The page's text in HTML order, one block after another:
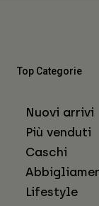
Top Categorie
Nuovi arrivi
Più venduti
Caschi
Lifestyle